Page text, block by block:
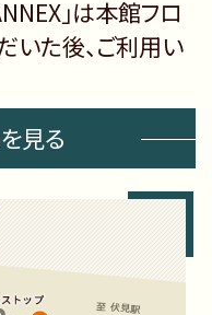
」は本館フロ
いた後、ご利用い
見る